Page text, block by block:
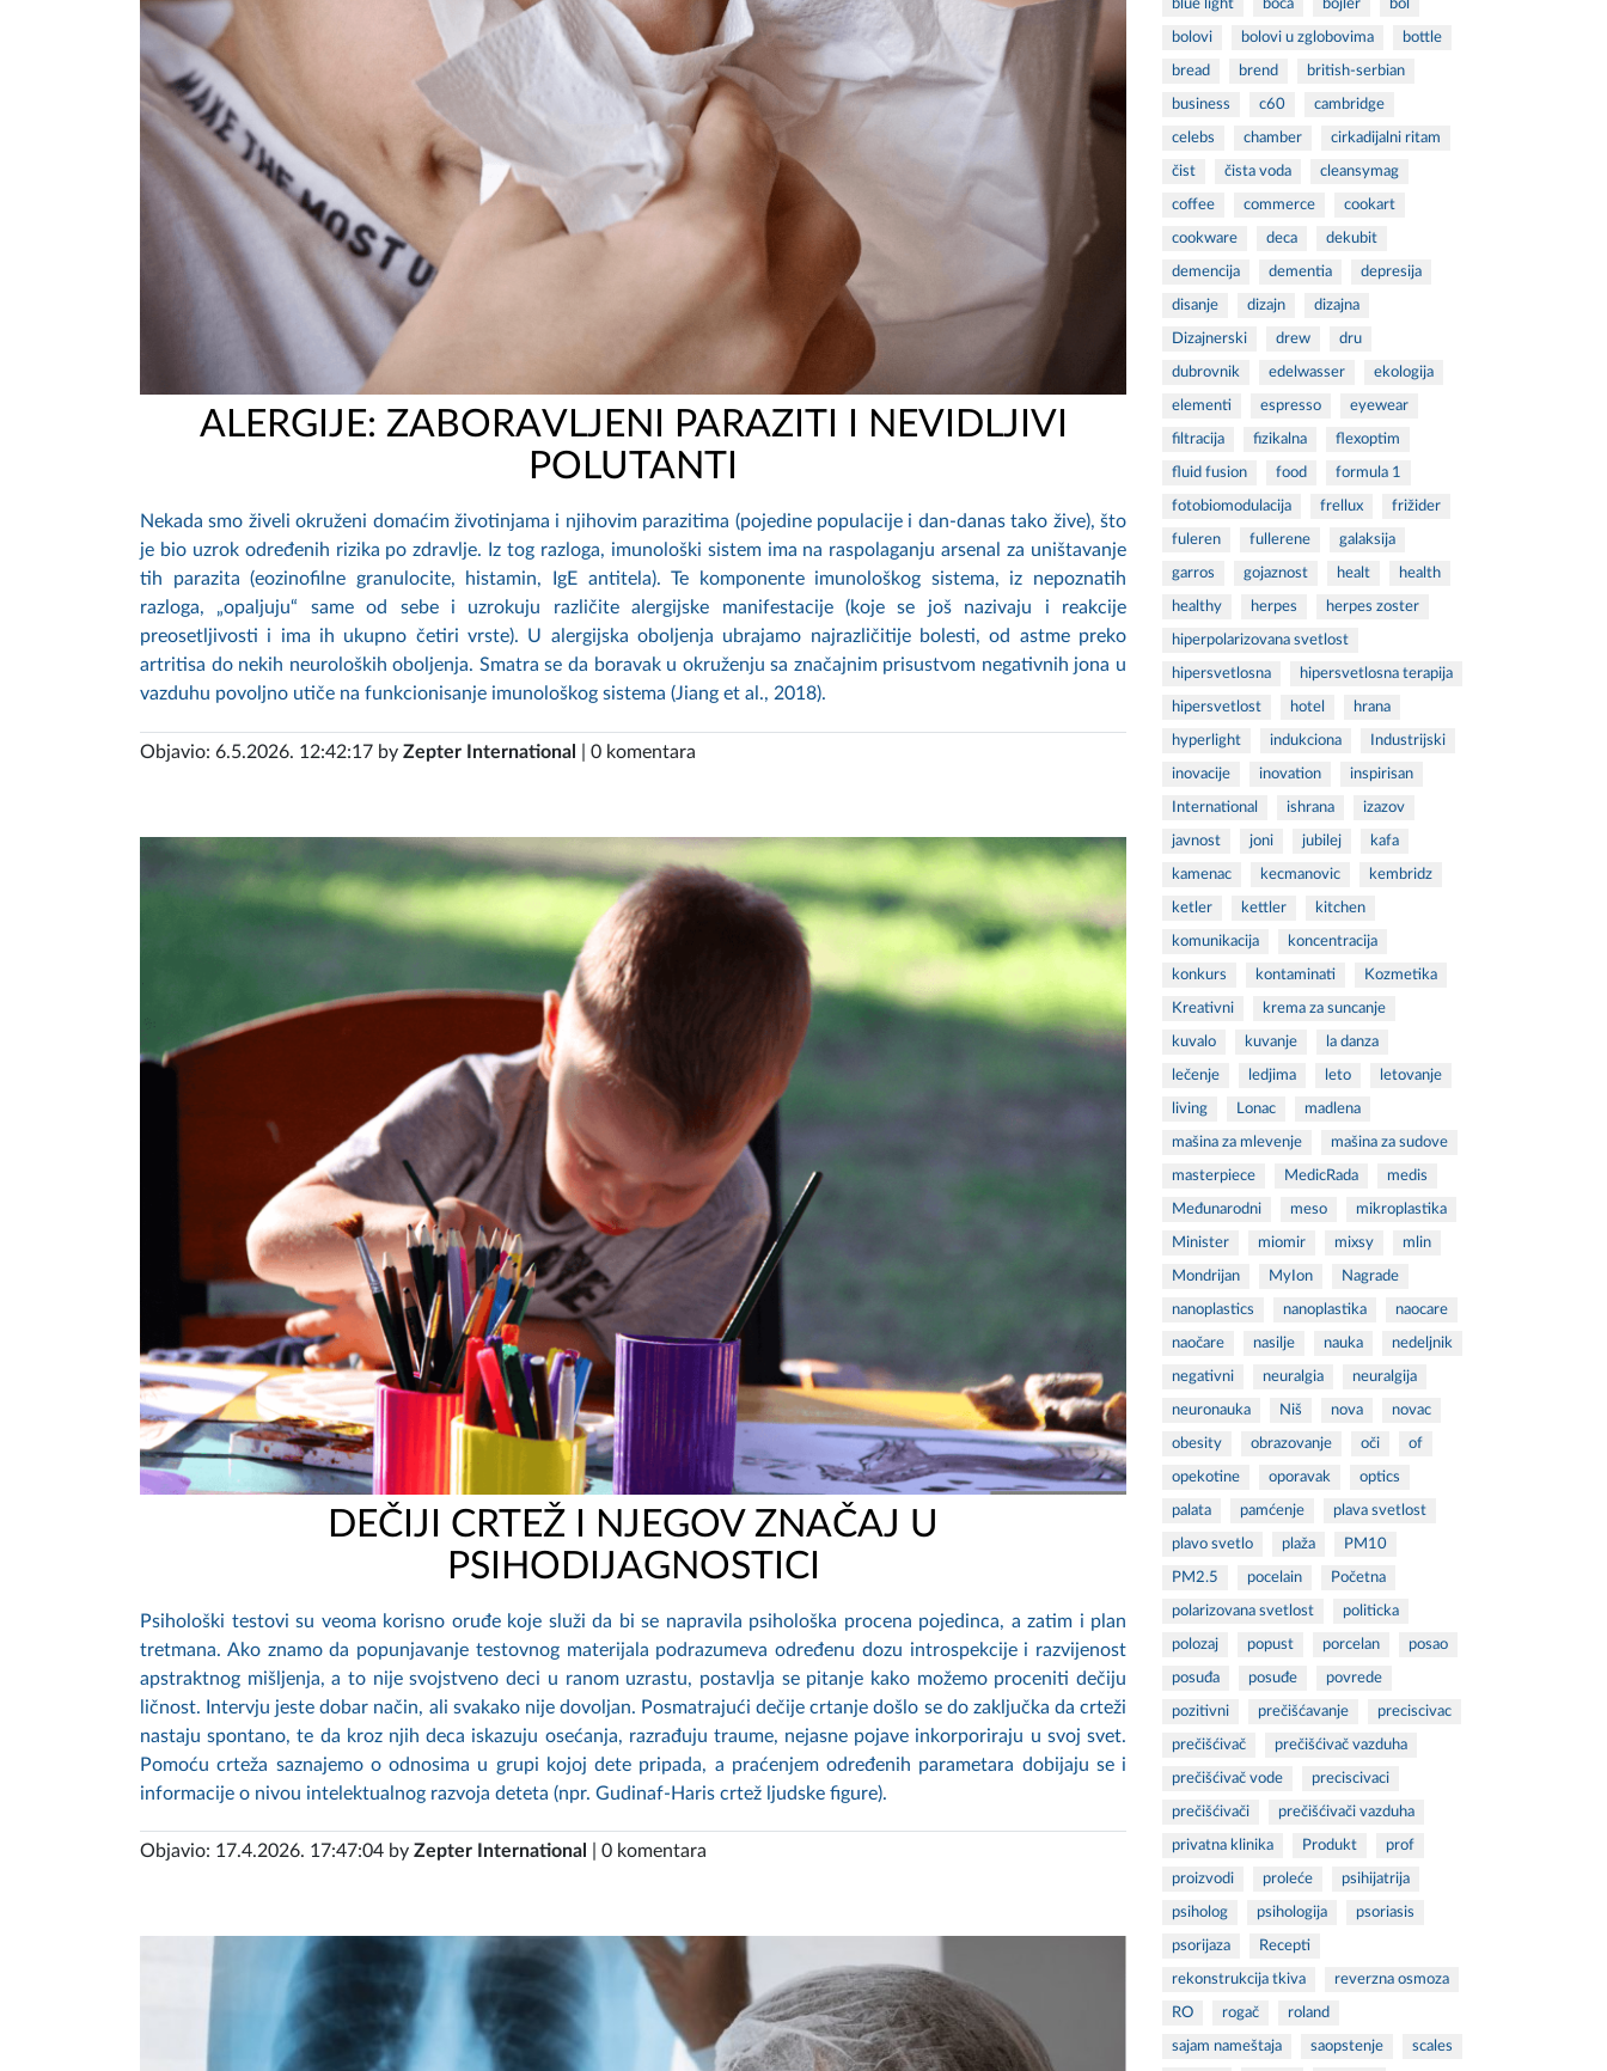
ALERGIJE: ZABORAVLJENI PARAZITI I NEVIDLJIVI
POLUTANTI
Nekada smo živeli okruženi domaćim životinjama i njihovim parazitima (pojedine populacije i dan-danas tako žive), što
je bio uzrok određenih rizika po zdravlje. Iz tog razloga, imunološki sistem ima na raspolaganju arsenal za uništavanje
tih parazita (eozinofilne granulocite, histamin, IgE antitela). Te komponente imunološkog sistema, iz nepoznatih
razloga, „opaljuju“ same od sebe i uzrokuju različite alergijske manifestacije (koje se još nazivaju i reakcije
preosetljivosti i ima ih ukupno četiri vrste). U alergijska oboljenja ubrajamo najrazličitije bolesti, od astme preko
artritisa do nekih neuroloških oboljenja. Smatra se da boravak u okruženju sa značajnim prisustvom negativnih jona u
vazduhu povoljno utiče na funkcionisanje imunološkog sistema (Jiang et al., 2018).
Objavio: 6.5.2026. 12:42:17 by Zepter International | 0 komentara
DEČIJI CRTEŽ I NJEGOV ZNAČAJ U
PSIHODIJAGNOSTICI
Psihološki testovi su veoma korisno oruđe koje služi da bi se napravila psihološka procena pojedinca, a zatim i plan
tretmana. Ako znamo da popunjavanje testovnog materijala podrazumeva određenu dozu introspekcije i razvijenost
apstraktnog mišljenja, a to nije svojstveno deci u ranom uzrastu, postavlja se pitanje kako možemo proceniti dečiju
ličnost. Intervju jeste dobar način, ali svakako nije dovoljan. Posmatrajući dečije crtanje došlo se do zaključka da crteži
nastaju spontano, te da kroz njih deca iskazuju osećanja, razrađuju traume, nejasne pojave inkorporiraju u svoj svet.
Pomoću crteža saznajemo o odnosima u grupi kojoj dete pripada, a praćenjem određenih parametara dobijaju se i
informacije o nivou intelektualnog razvoja deteta (npr. Gudinaf-Haris crtež ljudske figure).
Objavio: 17.4.2026. 17:47:04 by Zepter International | 0 komentara
blue light boca bojler bol
bolovi bolovi u zglobovima bottle
bread brend british-serbian
business c60 cambridge
celebs chamber cirkadijalni ritam
čist čista voda cleansymag
coffee commerce cookart
cookware deca dekubit
demencija dementia depresija
disanje dizajn dizajna
Dizajnerski drew dru
dubrovnik edelwasser ekologija
elementi espresso eyewear
filtracija fizikalna flexoptim
fluid fusion food formula 1
fotobiomodulacija frellux frižider
fuleren fullerene galaksija
garros gojaznost healt health
healthy herpes herpes zoster
hiperpolarizovana svetlost
hipersvetlosna hipersvetlosna terapija
hipersvetlost hotel hrana
hyperlight indukciona Industrijski
inovacije inovation inspirisan
International ishrana izazov
javnost joni jubilej kafa
kamenac kecmanovic kembridz
ketler kettler kitchen
komunikacija koncentracija
konkurs kontaminati Kozmetika
Kreativni krema za suncanje
kuvalo kuvanje la danza
lečenje ledjima leto letovanje
living Lonac madlena
mašina za mlevenje mašina za sudove
masterpiece MedicRada medis
Međunarodni meso mikroplastika
Minister miomir mixsy mlin
Mondrijan MyIon Nagrade
nanoplastics nanoplastika naocare
naočare nasilje nauka nedeljnik
negativni neuralgia neuralgija
neuronauka Niš nova novac
obesity obrazovanje oči of
opekotine oporavak optics
palata pamćenje plava svetlost
plavo svetlo plaža PM10
PM2.5 pocelain Početna
polarizovana svetlost politicka
polozaj popust porcelan posao
posuđa posuđe povrede
pozitivni prečišćavanje preciscivac
prečišćivač prečišćivač vazduha
prečišćivač vode preciscivaci
prečišćivači prečišćivači vazduha
privatna klinika Produkt prof
proizvodi proleće psihijatrija
psiholog psihologija psoriasis
psorijaza Recepti
rekonstrukcija tkiva reverzna osmoza
RO rogač roland
sajam nameštaja saopstenje scales